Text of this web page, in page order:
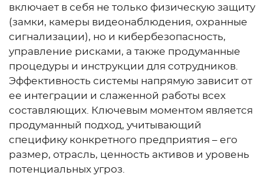
включает в себя не только физическую защиту
(замки, камеры видеонаблюдения, охранные
сигнализации), но и кибербезопасность,
управление рисками, а также продуманные
процедуры и инструкции для сотрудников.
Эффективность системы напрямую зависит от
ее интеграции и слаженной работы всех
составляющих. Ключевым моментом является
продуманный подход, учитывающий
специфику конкретного предприятия – его
размер, отрасль, ценность активов и уровень
потенциальных угроз.